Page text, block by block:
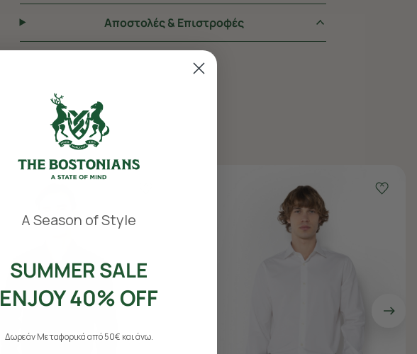
Αποστολές & Επιστροφές
A Season of Style
SUMMER SALE
ENJOY 40% OFF
Δωρεάν Μεταφορικά από 50€ και άνω.